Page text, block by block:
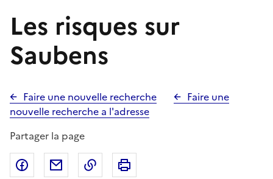
Les risques sur
Saubens
Faire une nouvelle recherche
Faire une
nouvelle recherche a l'adresse
Partager la page
Partager sur Facebook
Partager par emailCopier dans le presse-papier